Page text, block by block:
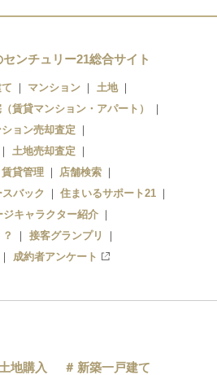
ンチュリー21総合サイト
マンション
土地
賃貸マンション・アパート）
ョン売却査定
土地売却査定
賃貸管理
店舗検索
スバック
住まいるサポート21
ジキャラクター紹介
接客グランプリ
成約者アンケート
土地購入
新築一戸建て